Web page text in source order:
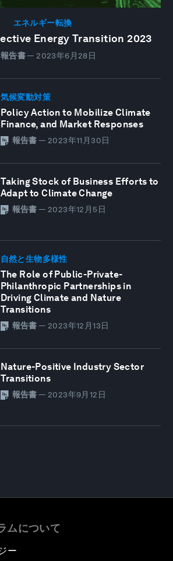
エネルギー転換
Energy Transition 2023
報告書— 2023年6月28日
気候変動対策
Policy Action to Mobilize Climate
Finance, and Market Responses
報告書 — 2023年11月30日
Taking Stock of Business Efforts to
Adapt to Climate Change
報告書 — 2023年12月5日
自然と生物多様性
The Role of Public-Private-
Philanthropic Partnerships in
Driving Climate and Nature
Transitions
報告書 — 2023年12月13日
Nature-Positive Industry Sector
Transitions
報告書 — 2023年9月12日
ムについて
ー